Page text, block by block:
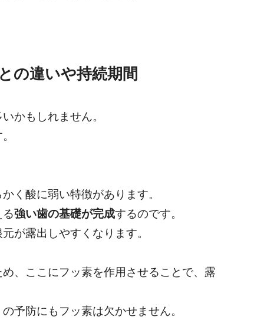
の違いや持続期間
かもしれません。
く酸に弱い特徴があります。
強い歯の基礎が完成するのです。
が露出しやすくなります。
、ここにフッ素を作用させることで、露
予防にもフッ素は欠かせません。